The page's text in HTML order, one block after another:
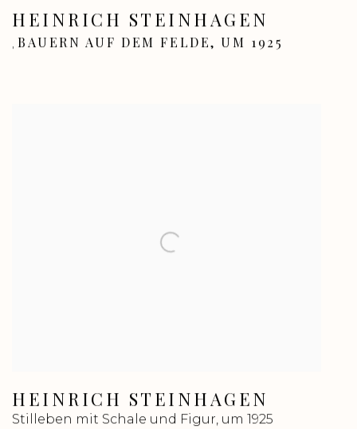
HEINRICH STEINHAGEN
, BAUERN AUF DEM FELDE, UM 1925
HEINRICH STEINHAGEN
Stilleben mit Schale und Figur, um 1925